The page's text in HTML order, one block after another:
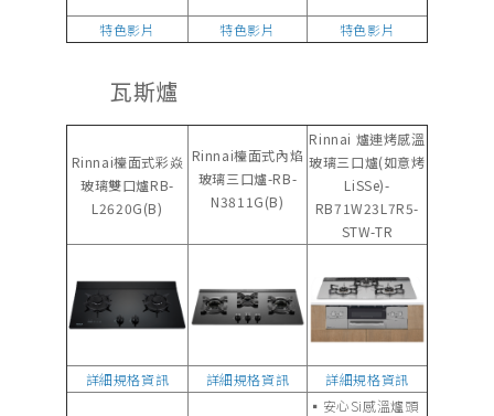
特色影片 特色影片 特色影片
瓦斯爐
Rinnai檯面式彩焱
玻璃雙口爐RB-
L2620G(B)
Rinnai檯面式內焰
玻璃三口爐-RB-
N3811G(B)
Rinnai 爐連烤感溫
玻璃三口爐(如意烤
LiSSe)-
RB71W23L7R5-
STW-TR
詳細規格資訊 詳細規格資訊 詳細規格資訊
▪︎安心Si感溫爐頭